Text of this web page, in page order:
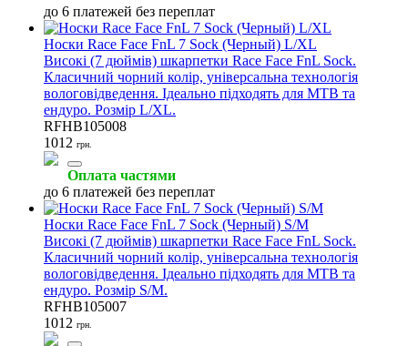
до 6 платежей без переплат
Носки Race Face FnL 7 Sock (Черный) L/XL
Високі (7 дюймів) шкарпетки Race Face FnL Sock.
Класичний чорний колір, універсальна технологія
вологовідведення. Ідеально підходять для MTB та
ендуро. Розмір L/XL.
RFHB105008
1012 грн.
Оплата частями
до 6 платежей без переплат
Носки Race Face FnL 7 Sock (Черный) S/M
Високі (7 дюймів) шкарпетки Race Face FnL Sock.
Класичний чорний колір, універсальна технологія
вологовідведення. Ідеально підходять для MTB та
ендуро. Розмір S/M.
RFHB105007
1012 грн.